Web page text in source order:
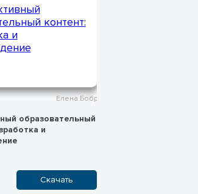
Елена Бобр
образовательный
и
Скачать